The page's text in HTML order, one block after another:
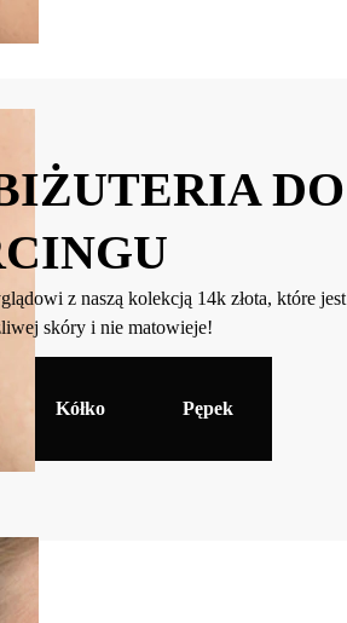
DO
z naszą kolekcją 14k złota, które jest
skóry i nie matowieje!
Kółko Pępek